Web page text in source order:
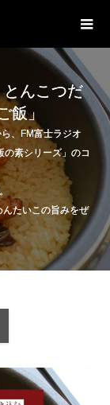
んこつだ
飯」
、FM富士ラジオ
素シリーズ」のコ
たいこの旨みをぜ